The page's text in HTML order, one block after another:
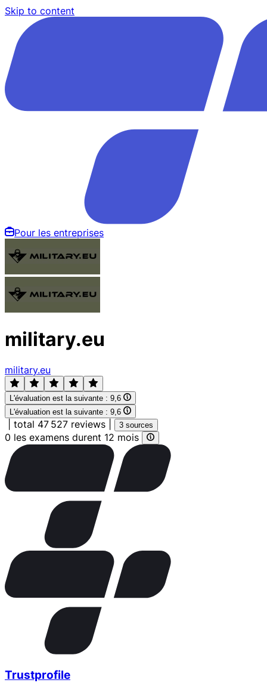
Skip to content
Pour les entreprises
military.eu
military.eu
L'évaluation est la suivante : 9,6
L'évaluation est la suivante : 9,6
total 47 527 reviews 3 sources
0 les examens durent 12 mois
Trustprofile